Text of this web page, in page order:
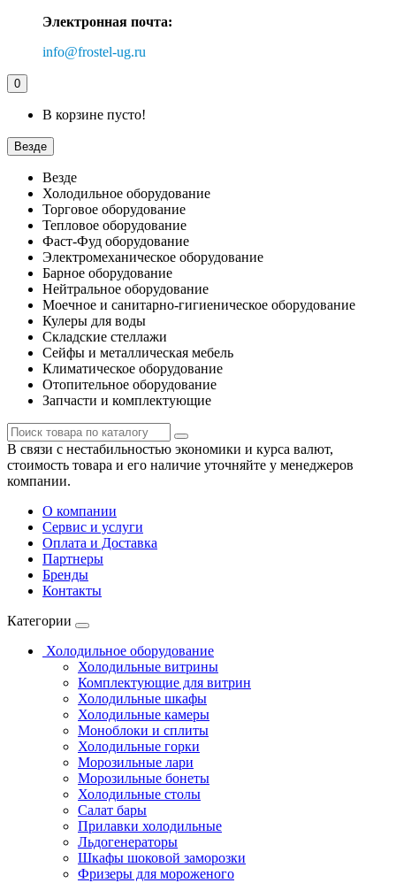
Электронная почта:
info@frostel-ug.ru
0
В корзине пусто!
Везде
Везде
Холодильное оборудование
Торговое оборудование
Тепловое оборудование
Фаст-Фуд оборудование
Электромеханическое оборудование
Барное оборудование
Нейтральное оборудование
Моечное и санитарно-гигиеническое оборудование
Кулеры для воды
Складские стеллажи
Сейфы и металлическая мебель
Климатическое оборудование
Отопительное оборудование
Запчасти и комплектующие
В связи с нестабильностью экономики и курса валют,
стоимость товара и его наличие уточняйте у менеджеров
компании.
О компании
Сервис и услуги
Оплата и Доставка
Партнеры
Бренды
Контакты
Категории
Холодильное оборудование
Холодильные витрины
Комплектующие для витрин
Холодильные шкафы
Холодильные камеры
Моноблоки и сплиты
Холодильные горки
Морозильные лари
Морозильные бонеты
Холодильные столы
Салат бары
Прилавки холодильные
Льдогенераторы
Шкафы шоковой заморозки
Фризеры для мороженого